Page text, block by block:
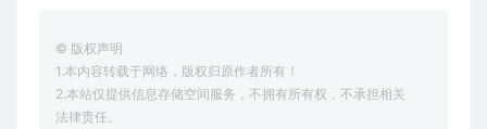
© 版权声明
1.本内容转载于网络，版权归原作者所有！
2.本站仅提供信息存储空间服务，不拥有所有权，不承担相关
法律责任。